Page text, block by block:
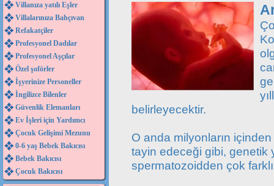
Villanıza yatılı Eşler
Villalarınıza Bahçıvan
Refakatçiler
Profesyonel Dadılar
Profesyonel Aşçılar
Özel şoförler
İşyerinize Personeller
İngilizce Bilenler
Güvenlik Elemanları
Ev İşleri için Yardımcı
Çocuk Gelişimi Mezunu
0-6 yaş Bebek Bakıcısı
Bebek Bakıcısı
Çocuk Bakıcısı
belirleyecektir.
O anda milyonların
tayin edeceği gibi, genetik
spermatozoidden çok